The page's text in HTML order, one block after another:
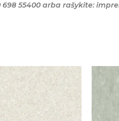
698 55400 arba rašykite: